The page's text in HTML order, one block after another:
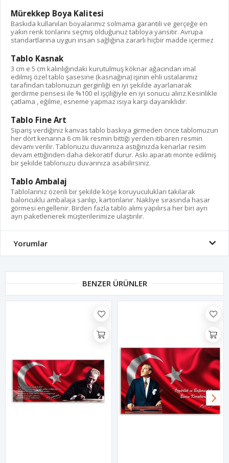
Mürekkep Boya Kalitesi
Baskıda kullanılan boyalarımız solmama garantili ve gerçeğe en
yakın renk tonlarını seçmiş olduğunuz tabloya yansıtır. Avrupa
standartlarına uygun insan sağlığına zararlı hiçbir madde içermez
Tablo Kasnak
3 cm e 5 cm kalınlığındaki kurutulmuş köknar ağacından imal
edilmiş özel tablo şasesine (kasnağına) işinin ehli ustalarımız
tarafından tablonuzun gerginliği en iyi şekilde ayarlanarak
gerdirme pensesi ile %100 el işçiliğiyle en iyi sonucu alırız.Kesinlikle
çatlama , eğilme, esneme yapmaz ısıya karşı dayanıklıdır.
Tablo Fine Art
Sipariş verdiğiniz kanvas tablo baskıya girmeden önce tablomuzun
her dört kenarına 6 cm lik resmin bittiği yerden itibaren resmin
devamı verilir. Tablonuzu duvarınıza astığınızda kenarlar resim
devam ettiğinden daha dekoratif durur. Askı aparatı monte edilmiş
bir şekilde tablonuzu duvarınıza asabilirsiniz.
Tablo Ambalaj
Tablolarınız özenli bir şekilde köşe koruyuculukları takılarak
baloncuklu ambalaja sarılıp, kartonlanır. Nakliye sırasında hasar
görmesi engellenir. Birden fazla tablo alımı yapılırsa her biri ayrı
ayrı paketlenerek müşterilerimize ulaştırılır.
Yorumlar
BENZER ÜRÜNLER